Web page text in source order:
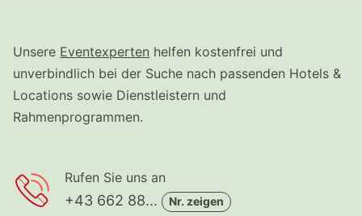
Unsere Eventexperten helfen kostenfrei und
unverbindlich bei der Suche nach passenden Hotels &
Locations sowie Dienstleistern und
Rahmenprogrammen.
Rufen Sie uns an
+43 662 88... Nr. zeigen